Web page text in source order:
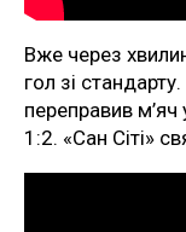
Вже через
гол зі
переправив
1:2. «Сан Сіті»